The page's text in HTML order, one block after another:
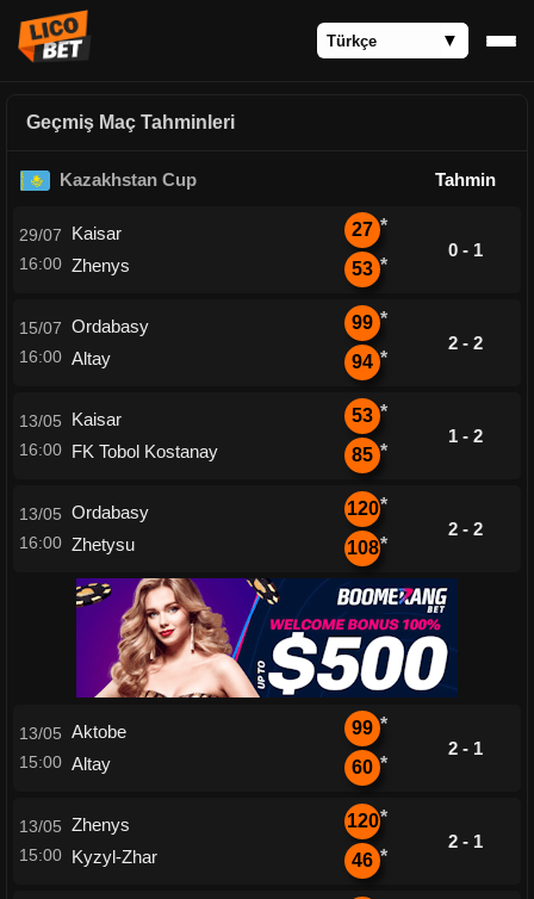
Geçmiş Maç Tahminleri
Kazakhstan Cup Tahmin
29/07
16:00
Kaisar
Zhenys
27 *
53 *
0 - 1
15/07
16:00
Ordabasy
Altay
99 *
94 *
2 - 2
13/05
16:00
Kaisar
FK Tobol Kostanay
53 *
85 *
1 - 2
13/05
16:00
Ordabasy
Zhetysu
120*
108*
2 - 2
13/05
15:00
Aktobe
Altay
99 *
60 *
2 - 1
13/05
15:00
Zhenys
Kyzyl-Zhar
120*
46 *
2 - 1